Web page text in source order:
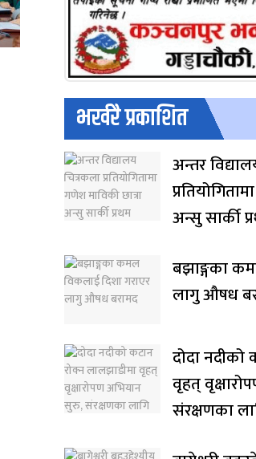
भर्खरै प्रकाशित
अन्तर
अन्सु सार्की
बझाङ्गका
लागु औषध
दोदा नदीको
वृहत्
संरक्षणका